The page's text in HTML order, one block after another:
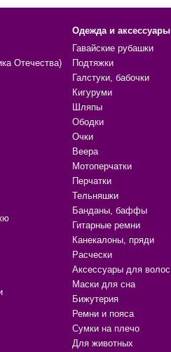
Отечества)
Одежда и аксессуары
Гавайские рубашки
Подтяжки
Галстуки, бабочки
Кигуруми
Шляпы
Ободки
Очки
Веера
Мотоперчатки
Перчатки
Тельняшки
Банданы, баффы
Гитарные ремни
Канекалоны, пряди
Расчески
Аксессуары для волос
Маски для сна
Бижутерия
Ремни и пояса
Сумки на плечо
Для животных